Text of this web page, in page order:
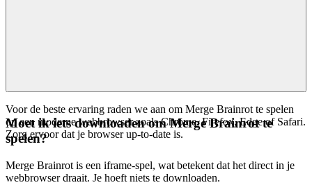
Voor de beste ervaring raden we aan om Merge Brainrot te spelen
op een moderne webbrowser zoals Chrome, Firefox, Edge of Safari.
Zorg ervoor dat je browser up-to-date is.
Moet ik iets downloaden om Merge Brainrot te
spelen?
Merge Brainrot is een iframe-spel, wat betekent dat het direct in je
webbrowser draait. Je hoeft niets te downloaden.